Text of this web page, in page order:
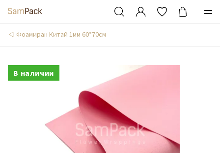
Фоамиран Китай 1мм 60*70см
В наличии